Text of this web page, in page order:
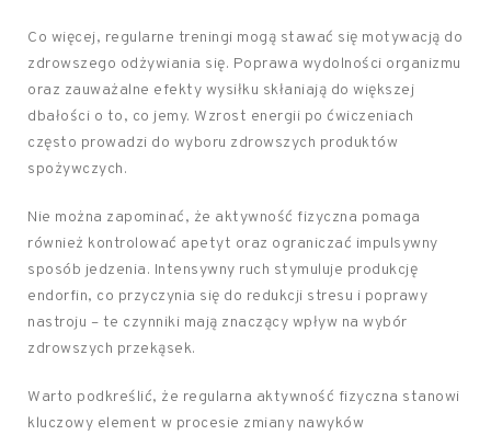
Co więcej, regularne treningi mogą stawać się motywacją do
zdrowszego odżywiania się. Poprawa wydolności organizmu
oraz zauważalne efekty wysiłku skłaniają do większej
dbałości o to, co jemy. Wzrost energii po ćwiczeniach
często prowadzi do wyboru zdrowszych produktów
spożywczych.
Nie można zapominać, że aktywność fizyczna pomaga
również kontrolować apetyt oraz ograniczać impulsywny
sposób jedzenia. Intensywny ruch stymuluje produkcję
endorfin, co przyczynia się do redukcji stresu i poprawy
nastroju – te czynniki mają znaczący wpływ na wybór
zdrowszych przekąsek.
Warto podkreślić, że regularna aktywność fizyczna stanowi
kluczowy element w procesie zmiany nawyków